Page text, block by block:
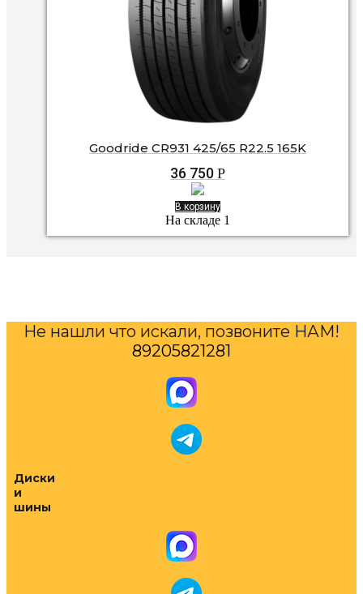
Goodride CR931 425/65 R22.5 165K
36 750 Р
В корзину
На складе 1
Не нашли что искали, позвоните НАМ!
89205821281
Диски
и
шины